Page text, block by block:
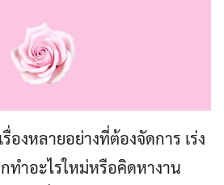
องหลายอย่างที่ต้องจัดการ เร่ง
ทำอะไรใหม่หรือคิดหางาน